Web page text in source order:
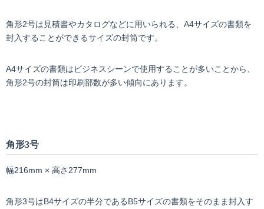
角形2号は見積書やカタログなどに用いられる、A4サイズの書類を
封入することができるサイズの封筒です。
A4サイズの書類はビジネスシーンで使用することが多いことから、
角形2号の封筒は印刷部数が多い傾向にあります。
角形3号
幅216mm × 高さ277mm
角形3号はB4サイズの半分であるB5サイズの書類をそのまま封入す